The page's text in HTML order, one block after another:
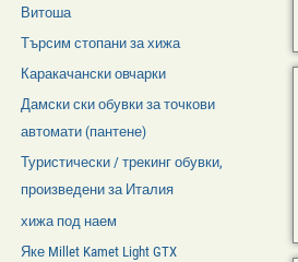
Витоша
Търсим стопани за хижа
Каракачански овчарки
Дамски ски обувки за точкови
автомати (пантене)
Туристически / трекинг обувки,
произведени за Италия
хижа под наем
Яке Millet Kamet Light GTX